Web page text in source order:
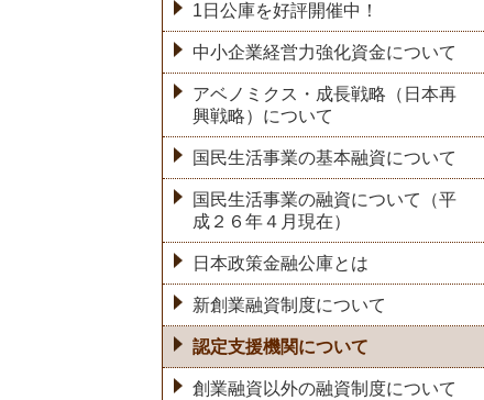
1日公庫を好評開催中！
中小企業経営力強化資金について
アベノミクス・成長戦略（日本再
興戦略）について
国民生活事業の基本融資について
国民生活事業の融資について（平
成２６年４月現在）
日本政策金融公庫とは
新創業融資制度について
認定支援機関について
創業融資以外の融資制度について